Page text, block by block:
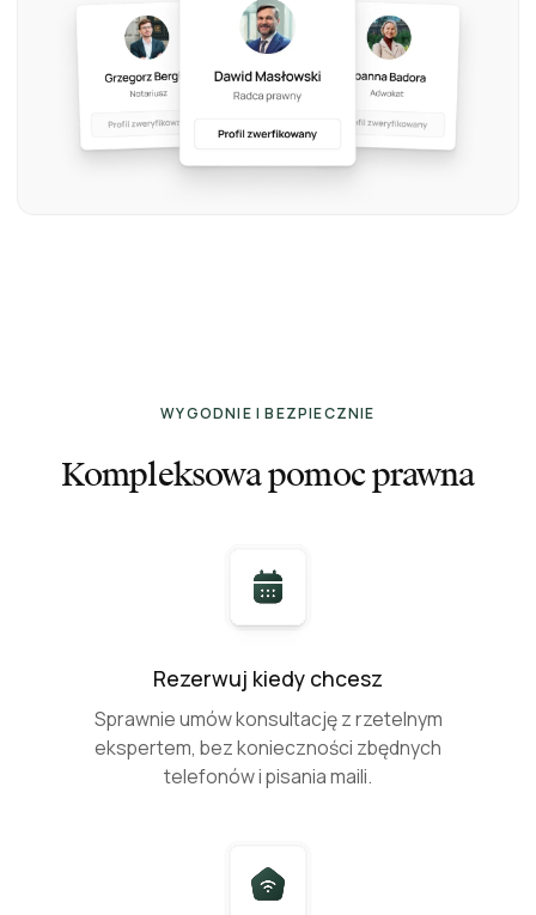
WYGODNIE I BEZPIECZNIE
Kompleksowa pomoc prawna
Rezerwuj kiedy chcesz
Sprawnie umów konsultację z rzetelnym
ekspertem, bez konieczności zbędnych
telefonów i pisania maili.